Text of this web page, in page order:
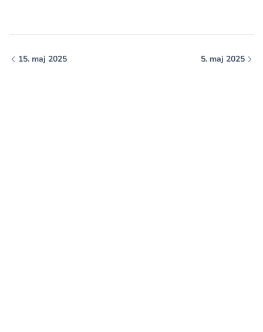
15. maj 2025 5. maj 2025